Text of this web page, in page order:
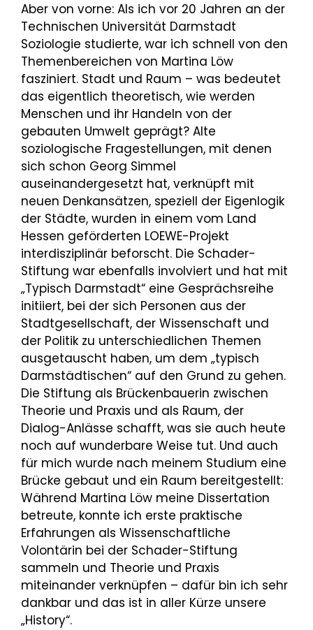
Aber von vorne: Als ich vor 20 Jahren an der
Technischen Universität Darmstadt
Soziologie studierte, war ich schnell von den
Themenbereichen von Martina Löw
fasziniert. Stadt und Raum – was bedeutet
das eigentlich theoretisch, wie werden
Menschen und ihr Handeln von der
gebauten Umwelt geprägt? Alte
soziologische Fragestellungen, mit denen
sich schon Georg Simmel
auseinandergesetzt hat, verknüpft mit
neuen Denkansätzen, speziell der Eigenlogik
der Städte, wurden in einem vom Land
Hessen geförderten LOEWE-Projekt
interdisziplinär beforscht. Die Schader-
Stiftung war ebenfalls involviert und hat mit
„Typisch Darmstadt“ eine Gesprächsreihe
initiiert, bei der sich Personen aus der
Stadtgesellschaft, der Wissenschaft und
der Politik zu unterschiedlichen Themen
ausgetauscht haben, um dem „typisch
Darmstädtischen“ auf den Grund zu gehen.
Die Stiftung als Brückenbauerin zwischen
Theorie und Praxis und als Raum, der
Dialog-Anlässe schafft, was sie auch heute
noch auf wunderbare Weise tut. Und auch
für mich wurde nach meinem Studium eine
Brücke gebaut und ein Raum bereitgestellt:
Während Martina Löw meine Dissertation
betreute, konnte ich erste praktische
Erfahrungen als Wissenschaftliche
Volontärin bei der Schader-Stiftung
sammeln und Theorie und Praxis
miteinander verknüpfen – dafür bin ich sehr
dankbar und das ist in aller Kürze unsere
„History“.